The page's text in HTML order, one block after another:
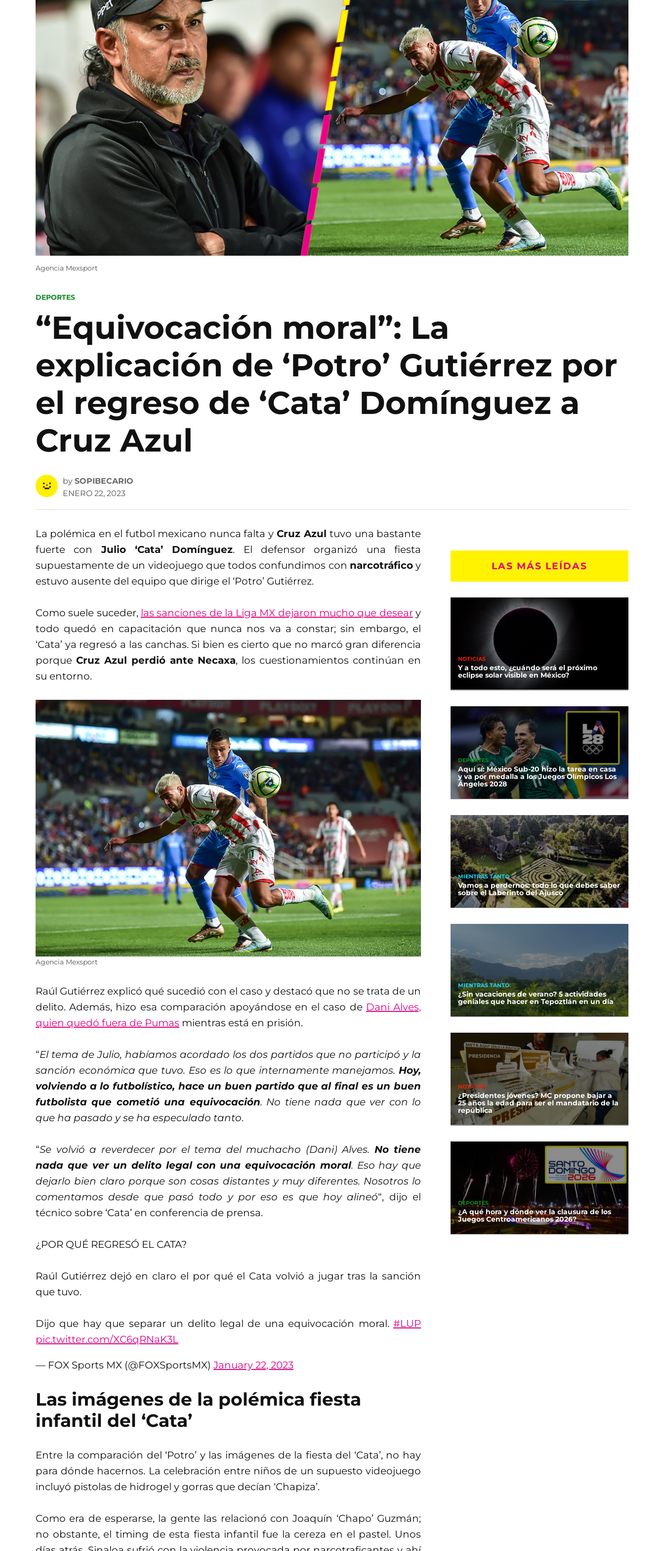
Agencia Mexsport
POSTED
DEPORTES
“Equivocación moral”: La
explicación de ‘Potro’ Gutiérrez por
el regreso de ‘Cata’ Domínguez a
Cruz Azul
by SOPIBECARIO
ENERO 22, 2023
La polémica en el futbol mexicano nunca falta yCruz Azultuvo una bastante
fuerte con Julio ‘Cata’ Domínguez. El defensor organizó una fiesta
supuestamente de un videojuego que todos confundimos con narcotráficoy
estuvo ausente del equipo que dirige el ‘Potro’ Gutiérrez.
Como suele suceder, las sanciones de la Liga MX dejaron mucho que deseary
todo quedó en capacitación que nunca nos va a constar; sin embargo, el
‘Cata’ ya regresó a las canchas. Si bien es cierto que no marcó gran diferencia
porque Cruz Azul perdió ante Necaxa, los cuestionamientos continúan en
su entorno.
Agencia Mexsport
Raúl Gutiérrez explicó qué sucedió con el caso y destacó que no se trata de un
delito. Además, hizo esa comparación apoyándose en el caso de Dani Alves,
quien quedó fuera de Pumas mientras está en prisión.
“El tema de Julio, habíamos acordado los dos partidos que no participó y la
sanción económica que tuvo. Eso es lo que internamente manejamos. Hoy,
volviendo a lo futbolístico, hace un buen partido que al final es un buen
futbolista que cometió una equivocación. No tiene nada que ver con lo
que ha pasado y se ha especulado tanto.
“Se volvió a reverdecer por el tema del muchacho (Dani) Alves. No tiene
nada que ver un delito legal con una equivocación moral. Eso hay que
dejarlo bien claro porque son cosas distantes y muy diferentes. Nosotros lo
comentamos desde que pasó todo y por eso es que hoy alineó“, dijo el
técnico sobre ‘Cata’ en conferencia de prensa.
¿POR QUÉ REGRESÓ EL CATA?
Raúl Gutiérrez dejó en claro el por qué el Cata volvió a jugar tras la sanción
que tuvo.
Dijo que hay que separar un delito legal de una equivocación moral. #LUP
pic.twitter.com/XC6qRNaK3L
— FOX Sports MX (@FOXSportsMX) January 22, 2023
Las imágenes de la polémica fiesta
infantil del ‘Cata’
Entre la comparación del ‘Potro’ y las imágenes de la fiesta del ‘Cata’, no hay
para dónde hacernos. La celebración entre niños de un supuesto videojuego
incluyó pistolas de hidrogel y gorras que decían ‘Chapiza’.
Como era de esperarse, la gente las relacionó con Joaquín ‘Chapo’ Guzmán;
no obstante, el timing de esta fiesta infantil fue la cereza en el pastel. Unos
LAS MÁS LEÍDAS
NOTICIAS
Y a todo esto, ¿cuándo será el próximo
eclipse solar visible en México?
DEPORTES
Aquí sí: México Sub-20 hizo la tarea en casa
y va por medalla a los Juegos Olímpicos Los
Ángeles 2028
MIENTRAS TANTO
Vamos a perdernos: todo lo que debes saber
sobre el Laberinto del Ajusco
MIENTRAS TANTO
¿Sin vacaciones de verano? 5 actividades
geniales que hacer en Tepoztlán en un día
NOTICIAS
¿Presidentes jóvenes? MC propone bajar a
25 años la edad para ser el mandatario de la
república
DEPORTES
¿A qué hora y dónde ver la clausura de los
Juegos Centroamericanos 2026?